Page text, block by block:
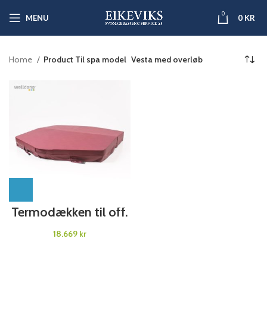
MENU 0 0 KR
Home Product Til spa model Vesta med overløb
Termodækken til off.
spa
kr